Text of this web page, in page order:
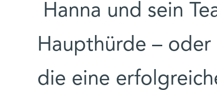
Hanna und sein
Haupthürde – oder
die eine